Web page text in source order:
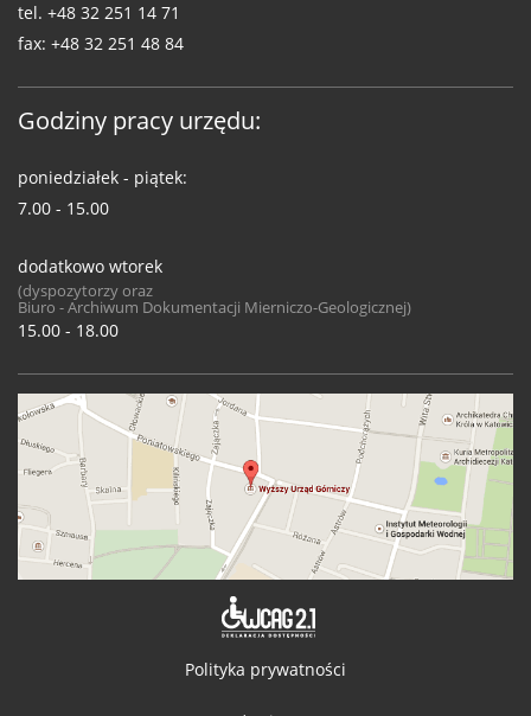
tel. +48 32 251 14 71
fax: +48 32 251 48 84
Godziny pracy urzędu:
poniedziałek - piątek:
7.00 - 15.00
dodatkowo wtorek
(dyspozytorzy oraz
Biuro - Archiwum Dokumentacji Mierniczo-Geologicznej)
15.00 - 18.00
Polityka prywatności